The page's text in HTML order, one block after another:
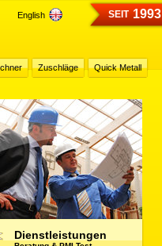
English SEIT 1993
Dienstleistungen
Zuschläge Quick Metall